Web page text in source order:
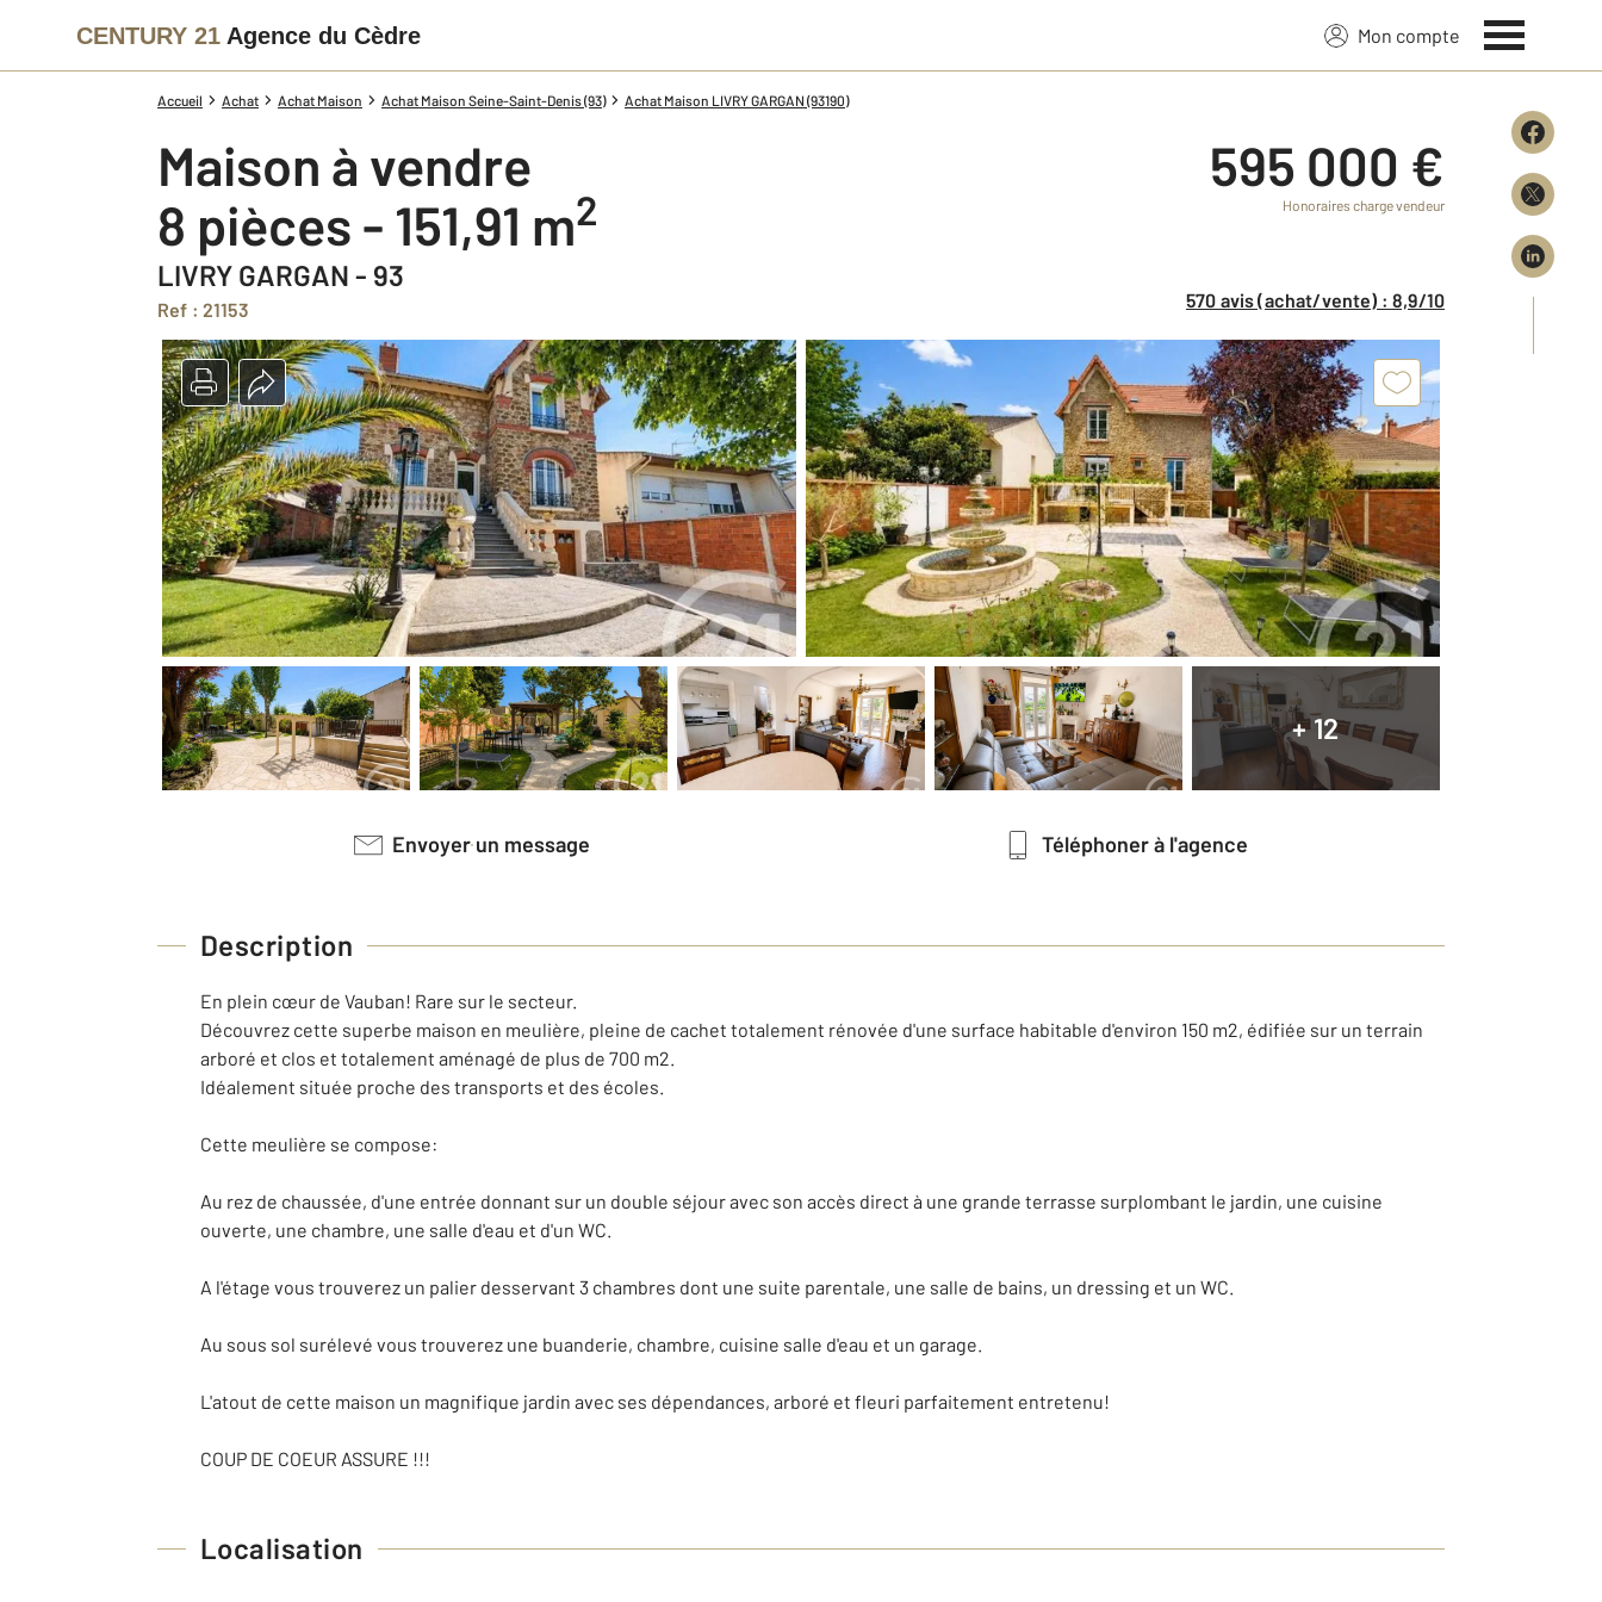
CENTURY 21 Agence du Cèdre Mon compte
Accueil Achat Achat Maison Achat Maison Seine-Saint-Denis (93) Achat Maison LIVRY GARGAN (93190)
Maison à vendre
8 pièces - 151,91 m2
LIVRY GARGAN - 93
Ref : 21153
595 000 €
Honoraires charge vendeur
570 avis (achat/vente) : 8,9/10
+ 12
Envoyer un message Téléphoner à l'agence
Description
En plein cœur de Vauban! Rare sur le secteur.
Découvrez cette superbe maison en meulière, pleine de cachet totalement rénovée d'une surface habitable d'environ 150 m2, édifiée sur un terrain
arboré et clos et totalement aménagé de plus de 700 m2.
Idéalement située proche des transports et des écoles.
Cette meulière se compose:
Au rez de chaussée, d'une entrée donnant sur un double séjour avec son accès direct à une grande terrasse surplombant le jardin, une cuisine
ouverte, une chambre, une salle d'eau et d'un WC.
A l'étage vous trouverez un palier desservant 3 chambres dont une suite parentale, une salle de bains, un dressing et un WC.
Au sous sol surélevé vous trouverez une buanderie, chambre, cuisine salle d'eau et un garage.
L'atout de cette maison un magnifique jardin avec ses dépendances, arboré et fleuri parfaitement entretenu!
COUP DE COEUR ASSURE !!!
Localisation